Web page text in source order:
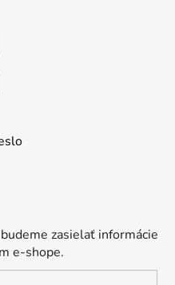
zasielať informácie
e-shope.